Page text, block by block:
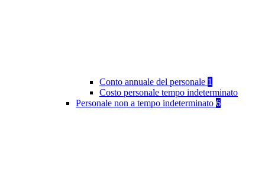
Conto annuale del personale 1
Costo personale tempo indeterminato
Personale non a tempo indeterminato 6